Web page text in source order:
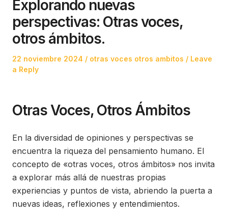
Explorando nuevas
perspectivas: Otras voces,
otros ámbitos.
Posted
on
22 noviembre 2024
Posted
otras voces otros ambitos
Leave
a Reply
Otras Voces, Otros Ámbitos
En la diversidad de opiniones y perspectivas se
encuentra la riqueza del pensamiento humano. El
concepto de «otras voces, otros ámbitos» nos invita
a explorar más allá de nuestras propias
experiencias y puntos de vista, abriendo la puerta a
nuevas ideas, reflexiones y entendimientos.